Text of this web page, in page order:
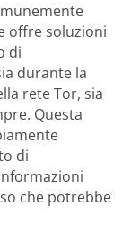
offre soluzioni
di
durante la
rete Tor, sia
Questa
di
che potrebbe